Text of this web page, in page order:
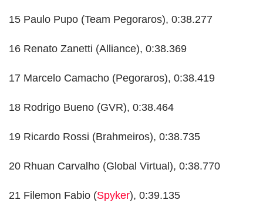
15 Paulo Pupo (Team Pegoraros), 0:38.277
16 Renato Zanetti (Alliance), 0:38.369
17 Marcelo Camacho (Pegoraros), 0:38.419
18 Rodrigo Bueno (GVR), 0:38.464
19 Ricardo Rossi (Brahmeiros), 0:38.735
20 Rhuan Carvalho (Global Virtual), 0:38.770
21 Filemon Fabio (Spyker), 0:39.135